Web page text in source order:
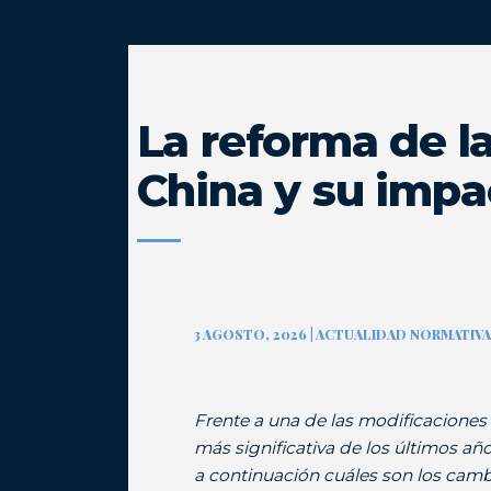
La reforma de
China y su
3 AGOSTO, 2026 | ACTUALIDAD
Frente a una de las
más significativa de los últimos
a continuación cuáles son los